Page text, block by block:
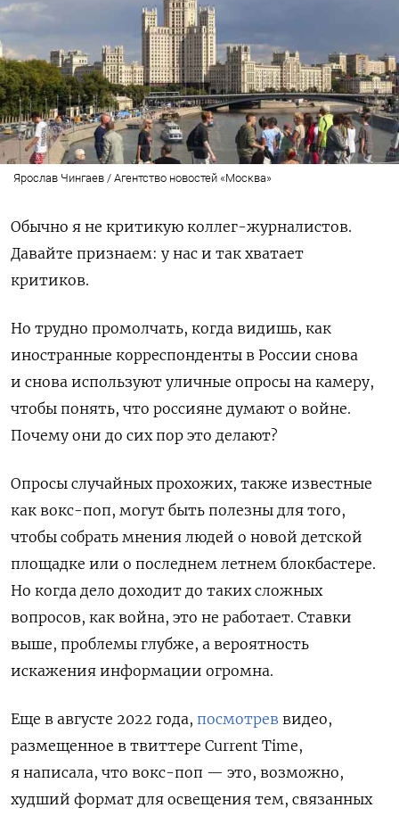
Ярослав Чингаев / Агентство новостей «Москва»
Обычно я не критикую коллег-журналистов.
Давайте признаем: у нас и так хватает
критиков.
Но трудно промолчать, когда видишь, как
иностранные корреспонденты в России снова
и снова используют уличные опросы на камеру,
чтобы понять, что россияне думают о войне.
Почему они до сих пор это делают?
Опросы случайных прохожих, также известные
как вокс-поп, могут быть полезны для того,
чтобы собрать мнения людей о новой детской
площадке или о последнем летнем блокбастере.
Но когда дело доходит до таких сложных
вопросов, как война, это не работает. Ставки
выше, проблемы глубже, а вероятность
искажения информации огромна.
Еще в августе 2022 года, посмотрев видео,
размещенное в твиттере Current Time,
я написала, что вокс-поп — это, возможно,
худший формат для освещения тем, связанных